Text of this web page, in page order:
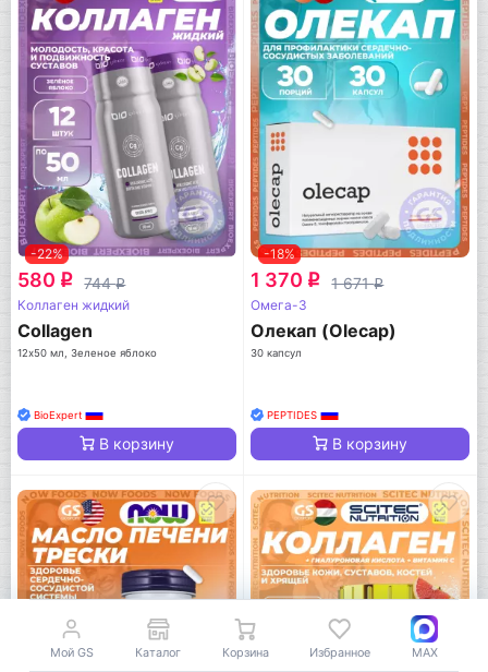
-22%
580 q 744q
Коллаген жидкий
Collagen
12х50 мл, Зеленое яблоко
BioExpert
В корзину
-18%
1 370 q 1 671q
Омега-3
Олекап (Olecap)
30 капсул
PEPTIDES
В корзину
Мой GS Каталог Корзина Избранное MAX